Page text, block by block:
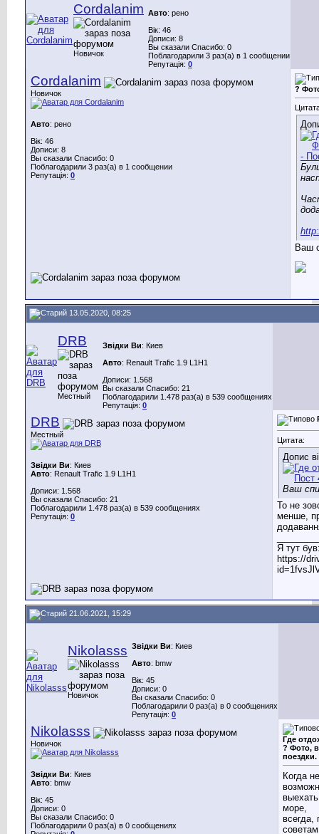
Cordalanim
Новичок
Авто: рено
Вік: 46
Дописи: 8
Вы сказали Спасибо: 0
Поблагодарили 3 раз(а) в 1 сообщении
Репутація: 0
Cordalanim
Новичок
Авто: рено
Вік: 46
Дописи: 8
Вы сказали Спасибо: 0
Поблагодарили 3 раз(а) в 1 сообщении
Репутація: 0
?
Ваш
13.05.2020, 08:25
DRB
Местный
Звідки Ви: Киев
Авто: Renault Trafic 1.9 L1H1
Дописи: 1.568
Вы сказали Спасибо: 21
Поблагодарили 1.478 раз(а) в 539 сообщениях
Репутація: 0
DRB
Местный
Звідки Ви: Киев
Авто: Renault Trafic 1.9 L1H1
Дописи: 1.568
Вы сказали Спасибо: 21
Поблагодарили 1.478 раз(а) в 539 сообщениях
Репутація: 0
Цитата:
Допис
Ваш
То не
менше,
Я тут
https://
21.06.2021, 15:29
Nikolasss
Новичок
Звідки Ви: Киев
Авто: bmw
Вік: 45
Дописи: 0
Вы сказали Спасибо: 0
Поблагодарили 0 раз(а) в 0 сообщениях
Репутація: 0
Nikolasss
Новичок
Звідки Ви: Киев
Авто: bmw
Вік: 45
Дописи: 0
Вы сказали Спасибо: 0
Поблагодарили 0 раз(а) в 0 сообщениях
Где
? Фото,
поездки.
Когда
море,
всегда,
советам